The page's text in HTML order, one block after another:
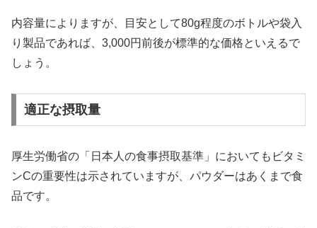
内容量によりますが、目安として80g程度のボトルや袋入
り製品であれば、3,000円前後が標準的な価格といえるで
しょう。
適正な摂取量
厚生労働省の「日本人の食事摂取基準」においてもビタミ
ンCの重要性は示されていますが、パウダーはあくまで食
品です。